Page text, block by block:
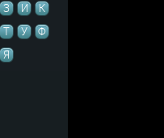
З И
К
Т У
Ф
Я